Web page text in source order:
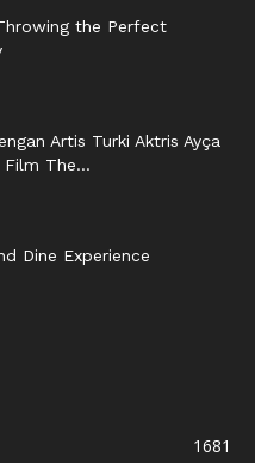
the Perfect
Artis Turki Aktris Ayça
Film The...
Dine Experience
1681